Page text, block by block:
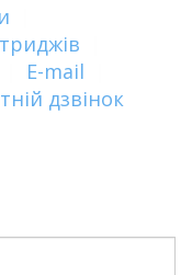
E-mail
дзвінок